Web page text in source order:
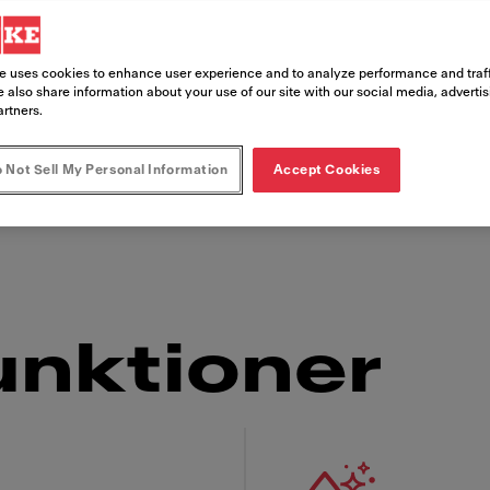
riktigt gott kaffe. Vår prisbelönta
av hög kvalitet . Med vårt EasyClean-
eller kontor.
Franke
uses cookies to enhance user experience and to analyze performance and
also share information about your use of our site with our social media,
Not Sell My Personal Information Accept Cookies